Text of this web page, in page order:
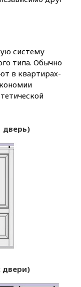
систему
типа. Обычно
в квартирах-
дверь)
двери)